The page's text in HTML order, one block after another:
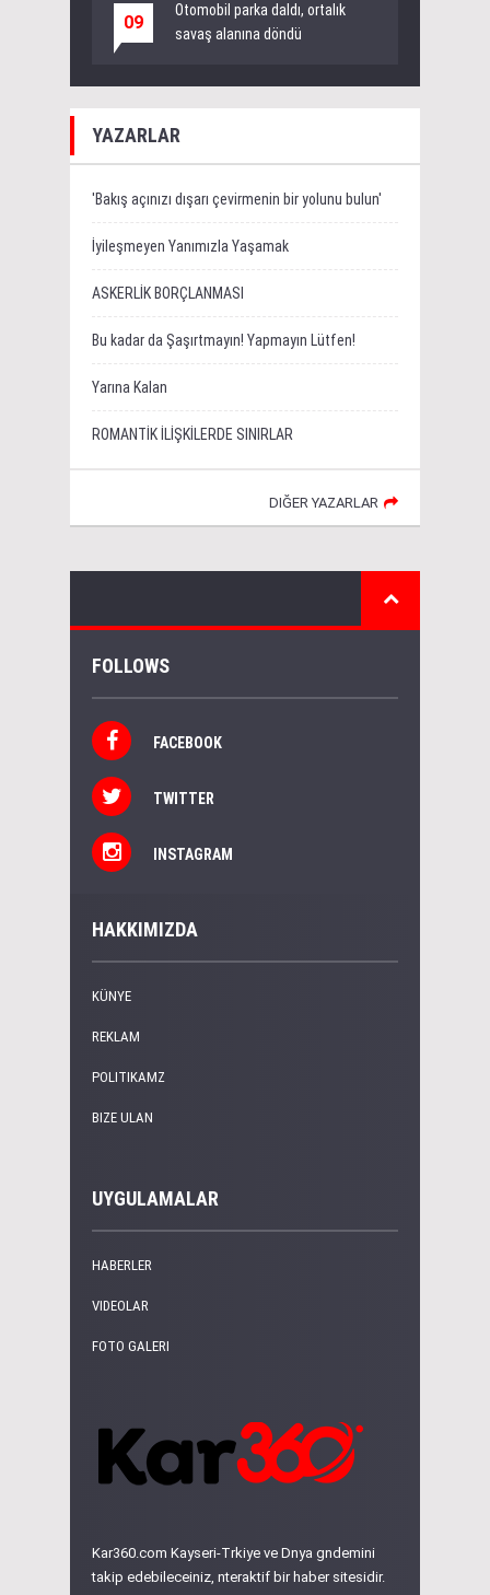
09
Otomobil parka daldı, ortalık
savaş alanına döndü
YAZARLAR
'Bakış açınızı dışarı çevirmenin bir yolunu bulun'
İyileşmeyen Yanımızla Yaşamak
ASKERLİK BORÇLANMASI
Bu kadar da Şaşırtmayın! Yapmayın Lütfen!
Yarına Kalan
ROMANTİK İLİŞKİLERDE SINIRLAR
DIĞER YAZARLAR
FOLLOWS
FACEBOOK
TWITTER
INSTAGRAM
HAKKIMIZDA
KÜNYE
REKLAM
POLITIKAMZ
BIZE ULAN
UYGULAMALAR
HABERLER
VIDEOLAR
FOTO GALERI
Kar360.com Kayseri-Trkiye ve Dnya gndemini
takip edebileceiniz, nteraktif bir haber sitesidir.